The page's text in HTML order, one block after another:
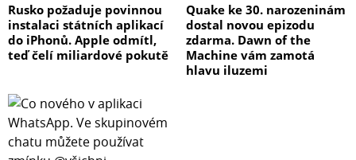
Rusko požaduje povinnou
instalaci státních aplikací
do iPhonů. Apple odmítl,
teď čelí miliardové pokutě
Quake ke 30. narozeninám
dostal novou epizodu
zdarma. Dawn of the
Machine vám zamotá
hlavu iluzemi